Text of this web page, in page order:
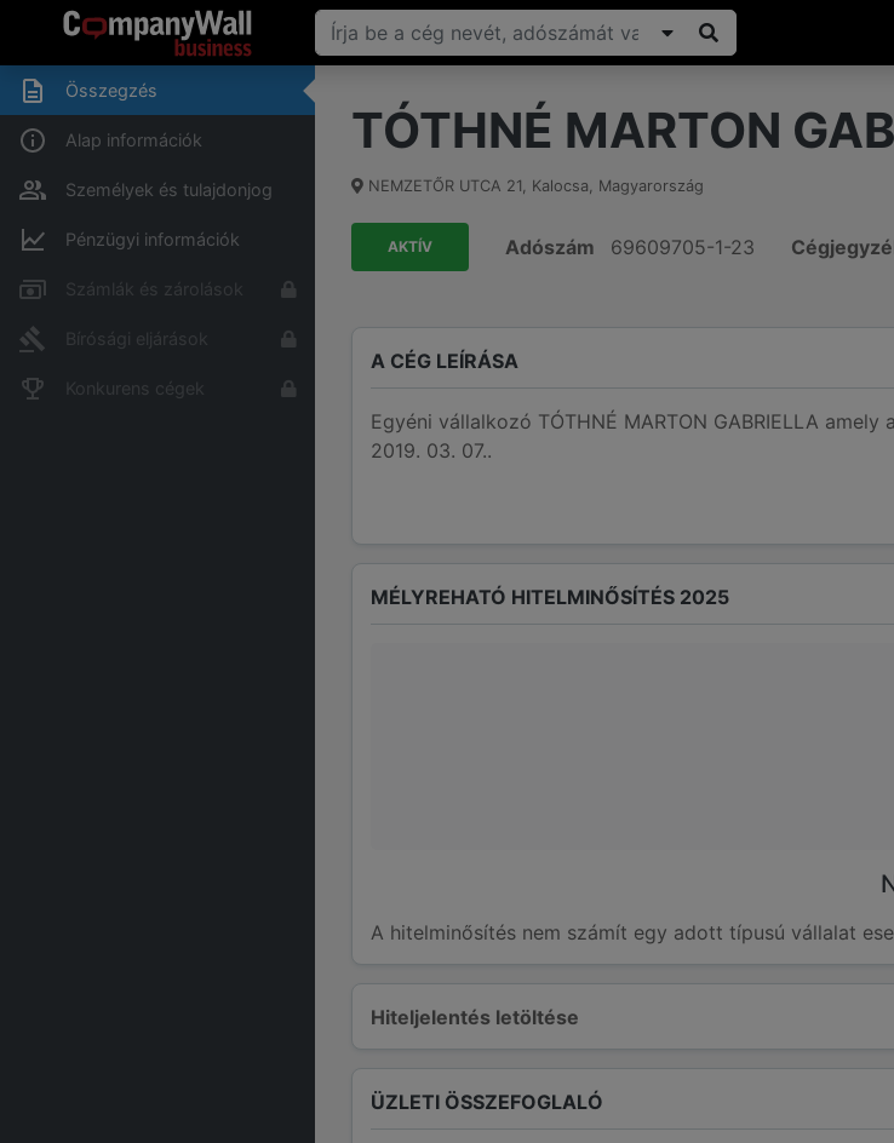
Összegzés
Alap információk
Személyek és tulajdonjog
Pénzügyi információk
Számlák és zárolások
Bírósági eljárások
Konkurens cégek
TÓTHNÉ MARTON
NEMZETŐR UTCA 21, Kalocsa, Magyarország
AKTÍV Adószám 69609705-1-23
A CÉG LEÍRÁSA
Egyéni vállalkozó TÓTHNÉ MARTON GABRIELLA
2019. 03. 07..
Hiteljelentés letöltése
MÉLYREHATÓ HITELMINŐSÍTÉS 2025
A hitelminősítés nem számít egy adott típusú vállalat
ÜZLETI ÖSSZEFOGLALÓ